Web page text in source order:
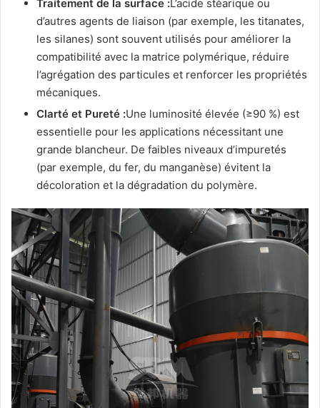
Traitement de la surface :L’acide stéarique ou
d’autres agents de liaison (par exemple, les titanates,
les silanes) sont souvent utilisés pour améliorer la
compatibilité avec la matrice polymérique, réduire
l’agrégation des particules et renforcer les propriétés
mécaniques.
Clarté et Pureté :Une luminosité élevée (≥90 %) est
essentielle pour les applications nécessitant une
grande blancheur. De faibles niveaux d’impuretés
(par exemple, du fer, du manganèse) évitent la
décoloration et la dégradation du polymère.